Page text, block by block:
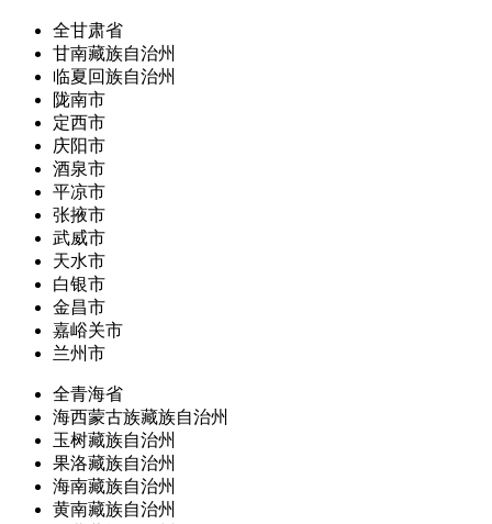
全甘肃省
甘南藏族自治州
临夏回族自治州
陇南市
定西市
庆阳市
酒泉市
平凉市
张掖市
武威市
天水市
白银市
金昌市
嘉峪关市
兰州市
全青海省
海西蒙古族藏族自治州
玉树藏族自治州
果洛藏族自治州
海南藏族自治州
黄南藏族自治州